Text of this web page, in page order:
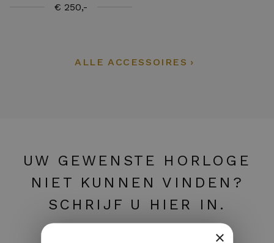
€ 250,-
ALLE ACCESSOIRES
UW GEWENSTE HORLOGE
NIET KUNNEN VINDEN?
SCHRIJF U HIER IN.
×